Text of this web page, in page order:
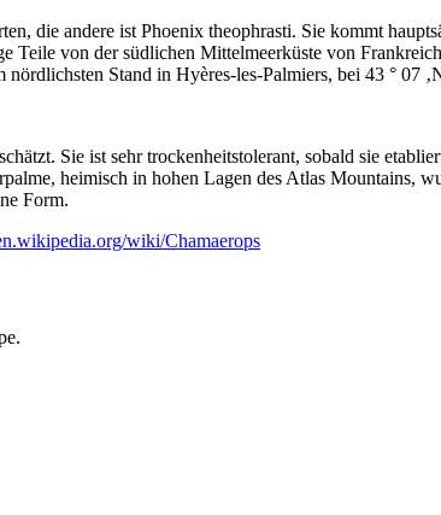
die andere ist Phoenix theophrasti. Sie kommt
Teile von der südlichen Mittelmeerküste von
Stand in Hyères-les-Palmiers, bei 43 ° 07
Sie ist sehr trockenheitstolerant, sobald sie
heimisch in hohen Lagen des Atlas Mountains,
Form.
wiki/Chamaerops